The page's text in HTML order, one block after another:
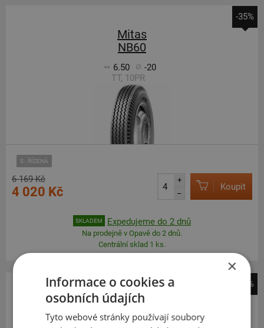
-35%
Mitas
NB60
6.50
-20
TT, 10PR
S - ŘÍZENÁ
6 169 Kč
4 020 Kč
+
–
Koupit
SKLADEM Expedujeme do 2 dnů
Na prodejně v Opavě do 2 dnů.
Centrální sklad 1 ks.
-31%
Sailun
SAR1
×
Informace o cookies a
osobních údajích
Tyto webové stránky používají soubory